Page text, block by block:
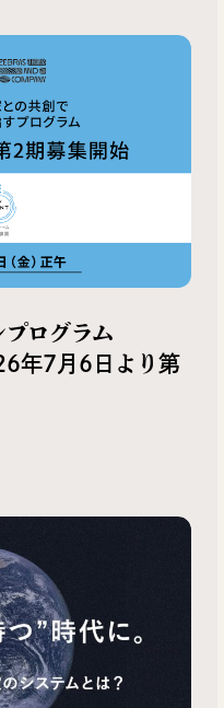
ログラム
年7月6日より第